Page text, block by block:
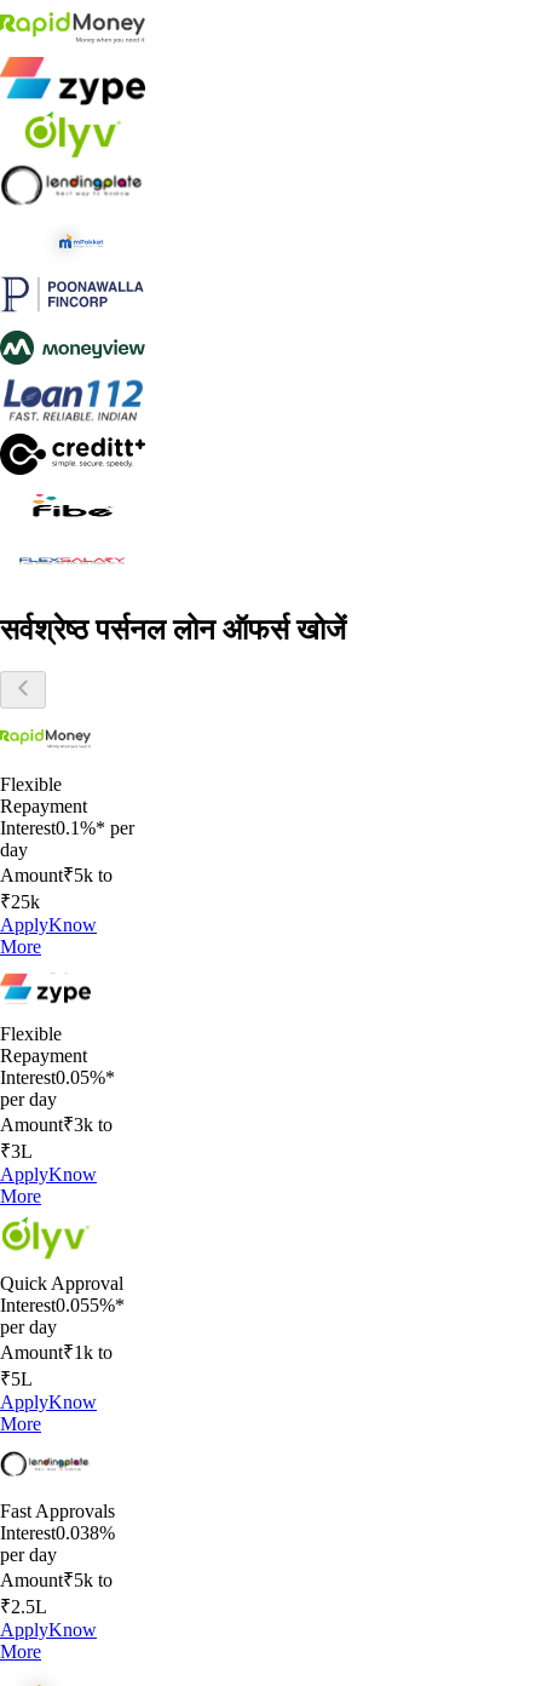
सर्वश्रेष्ठ पर्सनल लोन ऑफर्स खोजें
Flexible
Repayment
Interest0.1%* per
day
Amount₹5k to
₹25k
ApplyKnow
More
Flexible
Repayment
Interest0.05%*
per day
Amount₹3k to
₹3L
ApplyKnow
More
Quick Approval
Interest0.055%*
per day
Amount₹1k to
₹5L
ApplyKnow
More
Fast Approvals
Interest0.038%
per day
Amount₹5k to
₹2.5L
ApplyKnow
More